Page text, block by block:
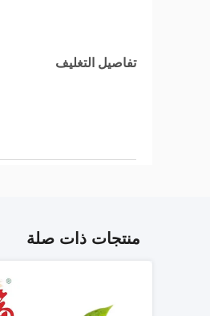
تفاصيل التغليف
منتجات ذات صلة